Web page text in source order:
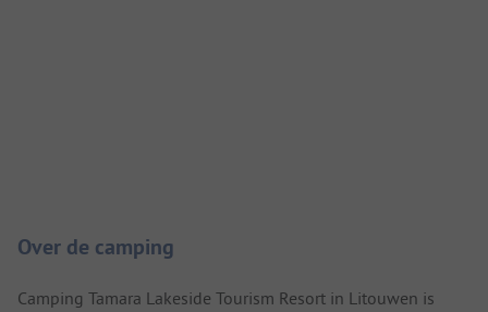
Over de camping
Camping Tamara Lakeside Tourism Resort in Litouwen is